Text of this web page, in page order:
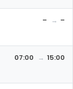
– –
07:00 15:00